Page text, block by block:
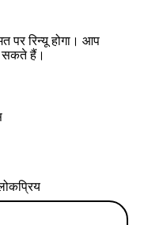
पर रिन्यू होगा। आप
सकते हैं।